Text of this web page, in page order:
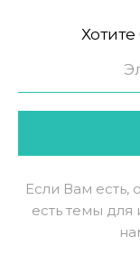
Если Вам есть,
есть темы для